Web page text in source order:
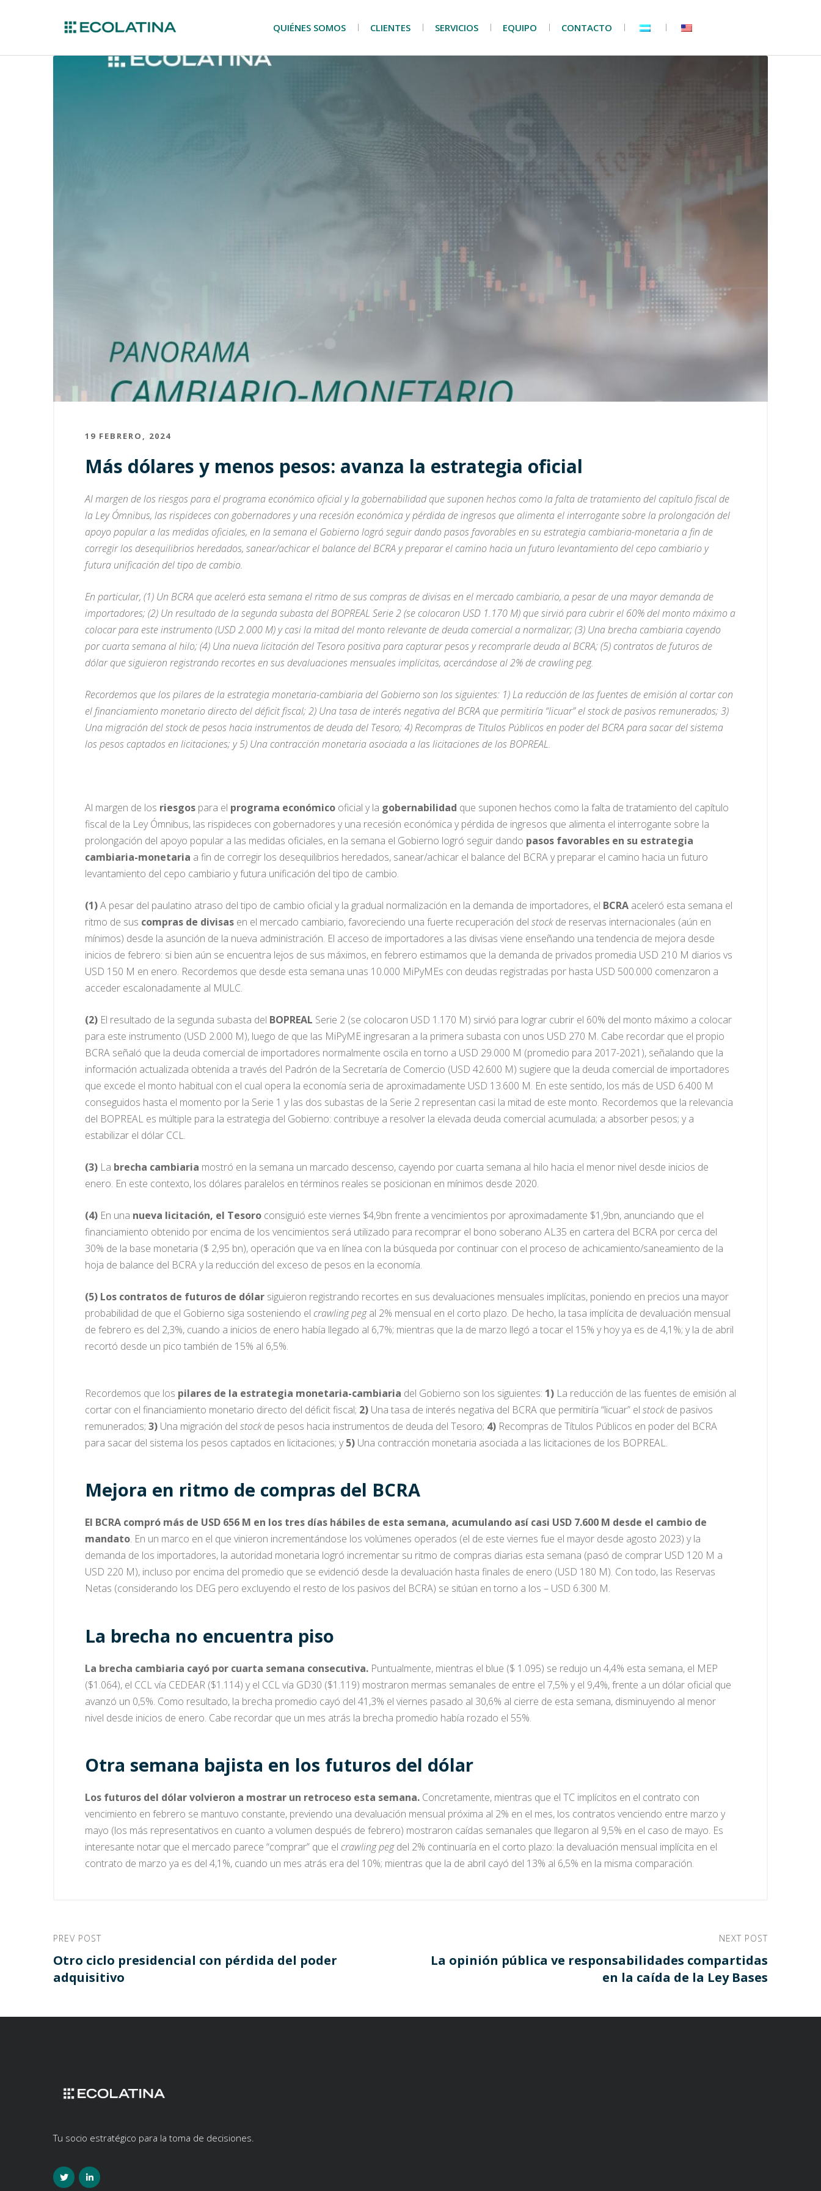
QUIÉNES SOMOS CLIENTES SERVICIOS EQUIPO CONTACTO
19 FEBRERO, 2024
Más dólares y menos pesos: avanza la estrategia oficial
Al margen de los riesgos para el programa económico oficial y la gobernabilidad que suponen hechos como la falta de tratamiento del capítulo fiscal de
la Ley Ómnibus, las rispideces con gobernadores y una recesión económica y pérdida de ingresos que alimenta el interrogante sobre la prolongación del
apoyo popular a las medidas oficiales, en la semana el Gobierno logró seguir dando pasos favorables en su estrategia cambiaria-monetaria a fin de
corregir los desequilibrios heredados, sanear/achicar el balance del BCRA y preparar el camino hacia un futuro levantamiento del cepo cambiario y
futura unificación del tipo de cambio.
En particular, (1) Un BCRA que aceleró esta semana el ritmo de sus compras de divisas en el mercado cambiario, a pesar de una mayor demanda de
importadores; (2) Un resultado de la segunda subasta del BOPREAL Serie 2 (se colocaron USD 1.170 M) que sirvió para cubrir el 60% del monto máximo a
colocar para este instrumento (USD 2.000 M) y casi la mitad del monto relevante de deuda comercial a normalizar; (3) Una brecha cambiaria cayendo
por cuarta semana al hilo; (4) Una nueva licitación del Tesoro positiva para capturar pesos y recomprarle deuda al BCRA; (5) contratos de futuros de
dólar que siguieron registrando recortes en sus devaluaciones mensuales implícitas, acercándose al 2% de crawling peg.
Recordemos que los pilares de la estrategia monetaria-cambiaria del Gobierno son los siguientes: 1) La reducción de las fuentes de emisión al cortar con
el financiamiento monetario directo del déficit fiscal; 2) Una tasa de interés negativa del BCRA que permitiría “licuar” el stock de pasivos remunerados; 3)
Una migración del stock de pesos hacia instrumentos de deuda del Tesoro; 4) Recompras de Títulos Públicos en poder del BCRA para sacar del sistema
los pesos captados en licitaciones; y 5) Una contracción monetaria asociada a las licitaciones de los BOPREAL.
Al margen de los riesgos para el programa económico oficial y la gobernabilidad que suponen hechos como la falta de tratamiento del capítulo
fiscal de la Ley Ómnibus, las rispideces con gobernadores y una recesión económica y pérdida de ingresos que alimenta el interrogante sobre la
prolongación del apoyo popular a las medidas oficiales, en la semana el Gobierno logró seguir dando pasos favorables en su estrategia
cambiaria-monetaria a fin de corregir los desequilibrios heredados, sanear/achicar el balance del BCRA y preparar el camino hacia un futuro
levantamiento del cepo cambiario y futura unificación del tipo de cambio.
(1)A pesar del paulatino atraso del tipo de cambio oficial y la gradual normalización en la demanda de importadores, el BCRA aceleró esta semana el
ritmo de sus compras de divisas en el mercado cambiario, favoreciendo una fuerte recuperación del stockde reservas internacionales (aún en
mínimos) desde la asunción de la nueva administración. El acceso de importadores a las divisas viene enseñando una tendencia de mejora desde
inicios de febrero: si bien aún se encuentra lejos de sus máximos, en febrero estimamos que la demanda de privados promedia USD 210 M diarios vs
USD 150 M en enero. Recordemos que desde esta semana unas 10.000 MiPyMEs con deudas registradas por hasta USD 500.000 comenzaron a
acceder escalonadamente al MULC.
(2) El resultado de la segunda subasta del BOPREAL Serie 2 (se colocaron USD 1.170 M) sirvió para lograr cubrir el 60% del monto máximo a colocar
para este instrumento (USD 2.000 M), luego de que las MiPyME ingresaran a la primera subasta con unos USD 270 M. Cabe recordar que el propio
BCRA señaló que la deuda comercial de importadores normalmente oscila en torno a USD 29.000 M (promedio para 2017-2021), señalando que la
información actualizada obtenida a través del Padrón de la Secretaría de Comercio (USD 42.600 M) sugiere que la deuda comercial de importadores
que excede el monto habitual con el cual opera la economía seria de aproximadamente USD 13.600 M. En este sentido, los más de USD 6.400 M
conseguidos hasta el momento por la Serie 1 y las dos subastas de la Serie 2 representan casi la mitad de este monto. Recordemos que la relevancia
del BOPREAL es múltiple para la estrategia del Gobierno: contribuye a resolver la elevada deuda comercial acumulada; a absorber pesos; y a
estabilizar el dólar CCL.
(3) La brecha cambiaria mostró en la semana un marcado descenso, cayendo por cuarta semana al hilo hacia el menor nivel desde inicios de
enero. En este contexto, los dólares paralelos en términos reales se posicionan en mínimos desde 2020.
(4) En una nueva licitación, el Tesoro consiguió este viernes $4,9bn frente a vencimientos por aproximadamente $1,9bn, anunciando que el
financiamiento obtenido por encima de los vencimientos será utilizado para recomprar el bono soberano AL35 en cartera del BCRA por cerca del
30% de la base monetaria ($ 2,95 bn), operación que va en línea con la búsqueda por continuar con el proceso de achicamiento/saneamiento de la
hoja de balance del BCRA y la reducción del exceso de pesos en la economía.
(5) Los contratos de futuros de dólar siguieron registrando recortes en sus devaluaciones mensuales implícitas, poniendo en precios una mayor
probabilidad de que el Gobierno siga sosteniendo el crawling pegal 2% mensual en el corto plazo. De hecho, la tasa implícita de devaluación mensual
de febrero es del 2,3%, cuando a inicios de enero había llegado al 6,7%; mientras que la de marzo llegó a tocar el 15% y hoy ya es de 4,1%; y la de abril
recortó desde un pico también de 15% al 6,5%.
Recordemos que los pilares de la estrategia monetaria-cambiaria del Gobierno son los siguientes: 1) La reducción de las fuentes de emisión al
cortar con el financiamiento monetario directo del déficit fiscal; 2) Una tasa de interés negativa del BCRA que permitiría “licuar” el stockde pasivos
remunerados; 3) Una migración del stockde pesos hacia instrumentos de deuda del Tesoro; 4) Recompras de Títulos Públicos en poder del BCRA
para sacar del sistema los pesos captados en licitaciones; y5) Una contracción monetaria asociada a las licitaciones de los BOPREAL.
Mejora en ritmo de compras del BCRA
El BCRA compró más de USD 656 M en los tres días hábiles de esta semana, acumulando así casi USD 7.600 M desde el cambio de
mandato. En un marco en el que vinieron incrementándose los volúmenes operados (el de este viernes fue el mayor desde agosto 2023) y la
demanda de los importadores, la autoridad monetaria logró incrementar su ritmo de compras diarias esta semana (pasó de comprar USD 120 M a
USD 220 M), incluso por encima del promedio que se evidenció desde la devaluación hasta finales de enero (USD 180 M). Con todo, las Reservas
Netas (considerando los DEG pero excluyendo el resto de los pasivos del BCRA) se sitúan en torno a los – USD 6.300 M.
La brecha no encuentra piso
La brecha cambiaria cayó por cuarta semana consecutiva. Puntualmente, mientras el blue ($ 1.095) se redujo un 4,4% esta semana, el MEP
($1.064), el CCL vía CEDEAR ($1.114) y el CCL vía GD30 ($1.119) mostraron mermas semanales de entre el 7,5% y el 9,4%, frente a un dólar oficial que
avanzó un 0,5%. Como resultado, la brecha promedio cayó del 41,3% el viernes pasado al 30,6% al cierre de esta semana, disminuyendo al menor
nivel desde inicios de enero. Cabe recordar que un mes atrás la brecha promedio había rozado el 55%.
Otra semana bajista en los futuros del dólar
Los futuros del dólar volvieron a mostrar un retroceso esta semana. Concretamente, mientras que el TC implícitos en el contrato con
vencimiento en febrero se mantuvo constante, previendo una devaluación mensual próxima al 2% en el mes, los contratos venciendo entre marzo y
mayo (los más representativos en cuanto a volumen después de febrero) mostraron caídas semanales que llegaron al 9,5% en el caso de mayo. Es
interesante notar que el mercado parece “comprar” que el crawling pegdel 2% continuaría en el corto plazo: la devaluación mensual implícita en el
contrato de marzo ya es del 4,1%, cuando un mes atrás era del 10%; mientras que la de abril cayó del 13% al 6,5% en la misma comparación.
PREV POST
Otro ciclo presidencial con pérdida del poder
adquisitivo
NEXT POST
La opinión pública ve responsabilidades compartidas
en la caída de la Ley Bases
Tu socio estratégico para la toma de decisiones.